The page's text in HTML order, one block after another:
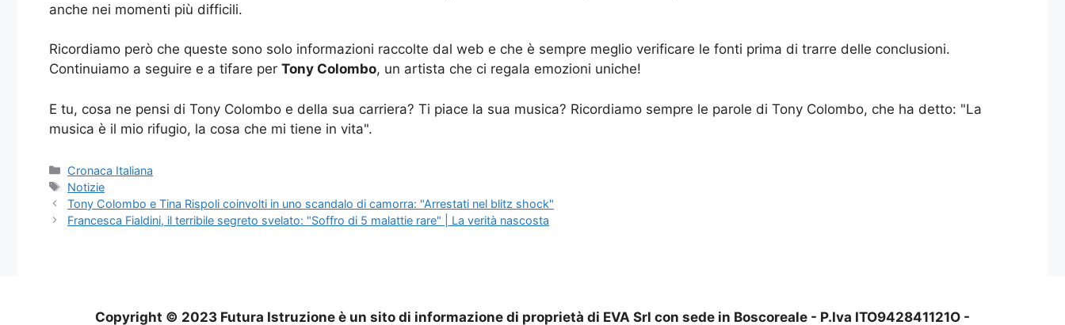
anche nei momenti più difficili.
Ricordiamo però che queste sono solo informazioni raccolte dal web e che è sempre meglio verificare le fonti prima di trarre delle conclusioni.
Continuiamo a seguire e a tifare per Tony Colombo, un artista che ci regala emozioni uniche!
E tu, cosa ne pensi di Tony Colombo e della sua carriera? Ti piace la sua musica? Ricordiamo sempre le parole di Tony Colombo, che ha detto: "La
musica è il mio rifugio, la cosa che mi tiene in vita".
Categorie
Cronaca Italiana
Tag
Notizie
Tony Colombo e Tina Rispoli coinvolti in uno scandalo di camorra: "Arrestati nel blitz shock"
Francesca Fialdini, il terribile segreto svelato: "Soffro di 5 malattie rare" | La verità nascosta
Copyright © 2023 Futura Istruzione è un sito di informazione di proprietà di EVA Srl con sede in Boscoreale - P.Iva ITO942841121O -